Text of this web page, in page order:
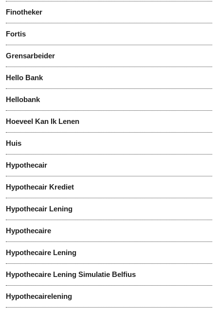
Finotheker
Fortis
Grensarbeider
Hello Bank
Hellobank
Hoeveel Kan Ik Lenen
Huis
Hypothecair
Hypothecair Krediet
Hypothecair Lening
Hypothecaire
Hypothecaire Lening
Hypothecaire Lening Simulatie Belfius
Hypothecairelening